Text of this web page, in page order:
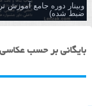
وبینار دوره جامع آموزش
ضبط شده)
بایگانی بر حسب